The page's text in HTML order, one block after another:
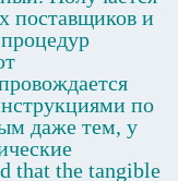
поставщиков и
по
даже тем, у
that the tangible